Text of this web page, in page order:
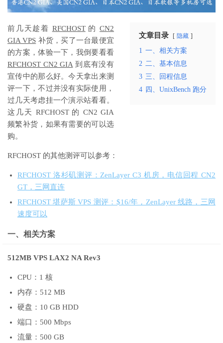
文章目录 隐藏
1 一、相关方案
2 二、基本信息
3 三、回程信息
4 四、UnixBench 跑分
前几天趁着 RFCHOST的CN2
GIA VPS 补货，买了一台最便宜
的方案，体验一下，我倒要看看
RFCHOST CN2 GIA 到底有没有
宣传中的那么好。今天拿出来测
评一下，不过并没有实际使用，
过几天考虑挂一个演示站看看。
这几天 RFCHOST 的 CN2 GIA
频繁补货，如果有需要的可以选
购。
RFCHOST 的其他测评可以参考：
RFCHOST 洛杉矶测评：ZenLayer C3 机房，电信回程 CN2
GT，三网直连
RFCHOST 堪萨斯 VPS 测评：$16/年，ZenLayer 线路，三网
速度可以
一、相关方案
512MB VPS LAX2 NA Rev3
CPU：1 核
内存：512 MB
硬盘：10 GB HDD
端口：500 Mbps
流量：500 GB